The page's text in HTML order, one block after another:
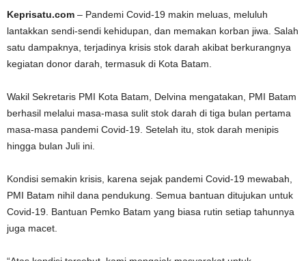
Keprisatu.com – Pandemi Covid-19 makin meluas, meluluh
lantakkan sendi-sendi kehidupan, dan memakan korban jiwa. Salah
satu dampaknya, terjadinya krisis stok darah akibat berkurangnya
kegiatan donor darah, termasuk di Kota Batam.
Wakil Sekretaris PMI Kota Batam, Delvina mengatakan, PMI Batam
berhasil melalui masa-masa sulit stok darah di tiga bulan pertama
masa-masa pandemi Covid-19. Setelah itu, stok darah menipis
hingga bulan Juli ini.
Kondisi semakin krisis, karena sejak pandemi Covid-19 mewabah,
PMI Batam nihil dana pendukung. Semua bantuan ditujukan untuk
Covid-19. Bantuan Pemko Batam yang biasa rutin setiap tahunnya
juga macet.